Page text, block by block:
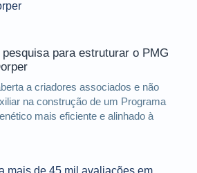
para estruturar o PMG
a criadores associados e não
na construção de um Programa
mais eficiente e alinhado à